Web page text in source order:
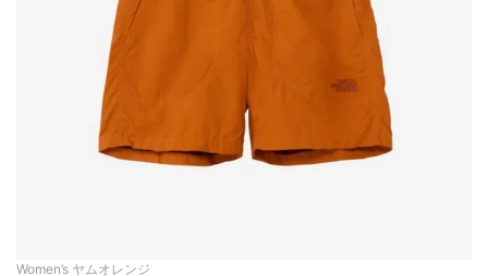
Women’s ヤムオレンジ